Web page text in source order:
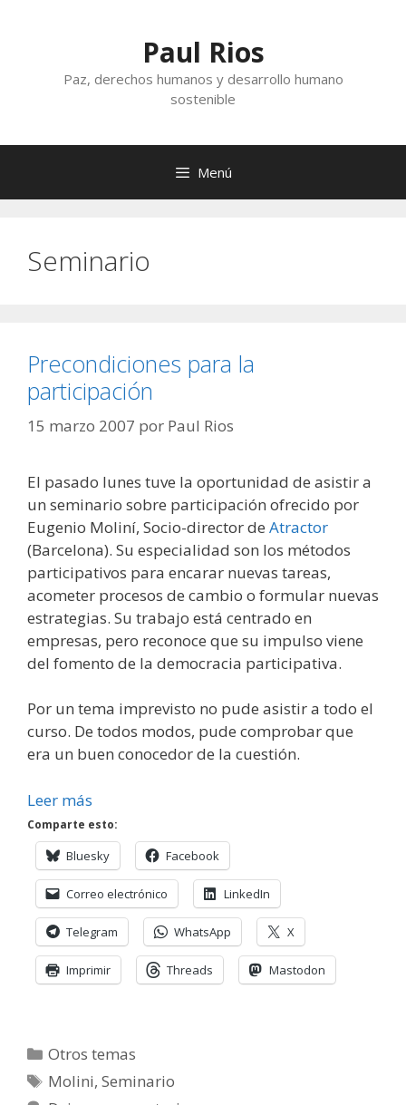
Paul Rios
Paz, derechos humanos y desarrollo humano
sostenible
Menú
Seminario
Precondiciones para la
participación
15 marzo 2007 por Paul Rios
El pasado lunes tuve la oportunidad de asistir a
un seminario sobre participación ofrecido por
Eugenio Moliní, Socio-director de Atractor
(Barcelona). Su especialidad son los métodos
participativos para encarar nuevas tareas,
acometer procesos de cambio o formular nuevas
estrategias. Su trabajo está centrado en
empresas, pero reconoce que su impulso viene
del fomento de la democracia participativa.
Por un tema imprevisto no pude asistir a todo el
curso. De todos modos, pude comprobar que
era un buen conocedor de la cuestión.
Leer más
Comparte esto:
Bluesky Facebook
Correo electrónico LinkedIn
Telegram WhatsApp X
Imprimir Threads Mastodon
Categorías
Otros temas
Etiquetas
Molini,Seminario